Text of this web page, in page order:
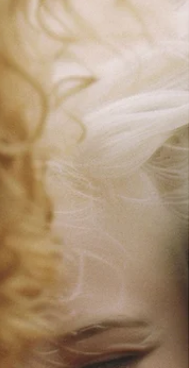
Vivemos tentando escapar do tédio.
Preenchemos cada minuto com telas,
vídeos curtos, notificações, compromissos,
distrações. Qualquer silêncio parece
desconfortável demais. Qualquer pausa
parece perda de tempo. Mas talvez exista
uma pergunta importante escondida
tudo: por que estar sozinho consigo
mesmo se tornou tão difícil? O tédio,
apesar da má fama, tem uma função
profundamente humana. É justamente no
vazio que a mente começa a criar.
não há estímulo imediato